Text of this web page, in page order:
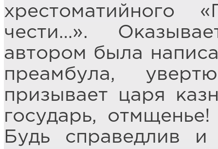
хрестоматийного
чести…».
автором была
преамбула,
призывает царя
государь,
Будь справедлив